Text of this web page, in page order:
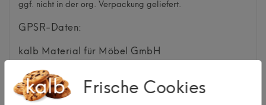
ggf. nicht in der org. Verpackung geliefert.
GPSR-Daten:
kalb Material für Möbel GmbH
Bachstr. 21
32257 Bünde
Frische Cookies